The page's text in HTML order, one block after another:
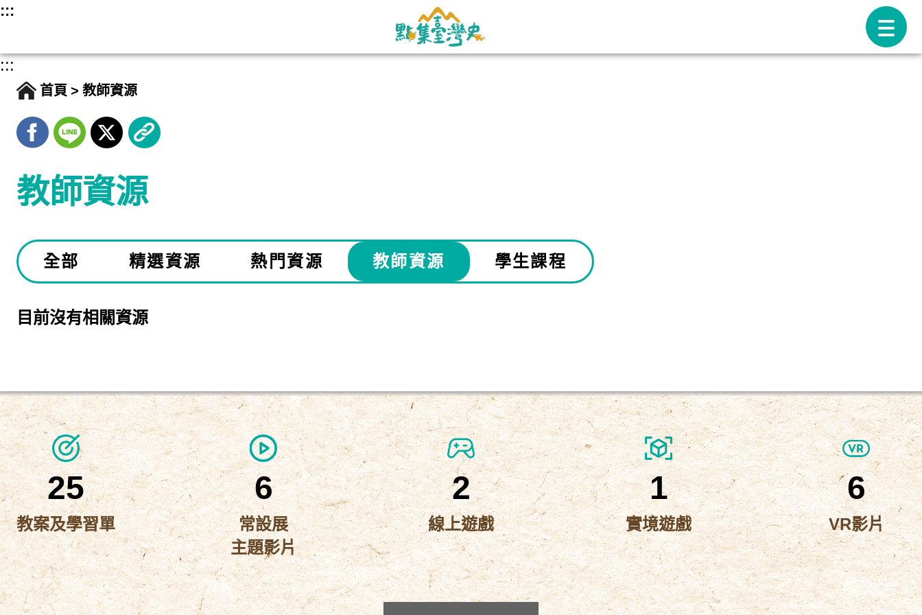
跳
主
:::
:::
首頁 教師資源
教師資源
全部 精選資源 熱門資源 教師資源 學生課程
目前沒有相關資源
25
教案及學習單
6
常設展
主題影片
2
線上遊戲
1
實境遊戲
6
VR影片